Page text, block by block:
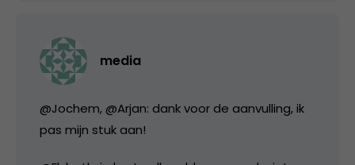
media
@Jochem, @Arjan: dank voor de aanvulling, ik
pas mijn stuk aan!